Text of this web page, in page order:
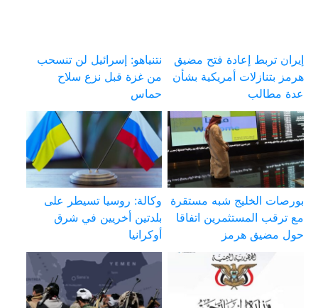
إيران تربط إعادة فتح مضيق
هرمز بتنازلات أمريكية بشأن
عدة مطالب
نتنياهو: إسرائيل لن تنسحب
من غزة قبل نزع سلاح
حماس
بورصات الخليج شبه مستقرة
مع ترقب المستثمرين اتفاقا
حول مضيق هرمز
وكالة: روسيا تسيطر على
بلدتين أخريين في شرق
أوكرانيا